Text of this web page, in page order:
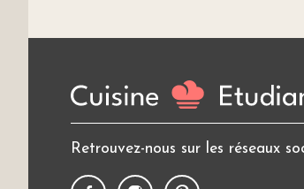
Retrouvez-nous sur les réseaux